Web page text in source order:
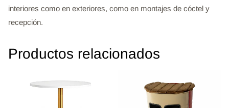
interiores como en exteriores, como en montajes de cóctel y
recepción.
Productos relacionados